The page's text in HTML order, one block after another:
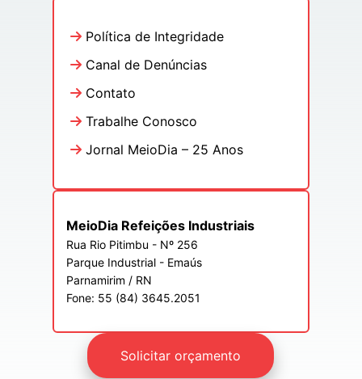
Política de Integridade
Canal de Denúncias
Contato
Trabalhe Conosco
Jornal MeioDia – 25 Anos
MeioDia Refeições Industriais
Rua Rio Pitimbu - Nº 256
Parque Industrial - Emaús
Parnamirim / RN
Fone: 55 (84) 3645.2051
Solicitar orçamento